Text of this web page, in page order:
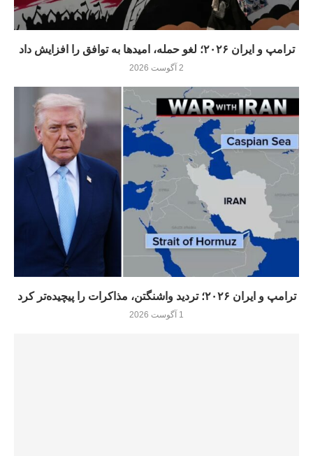
ترامپ و ایران ۲۰۲۶؛ لغو حمله، امیدها به توافق را افزایش داد
2 آگوست 2026
ترامپ و ایران ۲۰۲۶؛ تردید واشنگتن، مذاکرات را پیچیده‌تر کرد
1 آگوست 2026